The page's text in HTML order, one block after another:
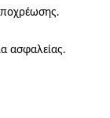
ασφαλείας.